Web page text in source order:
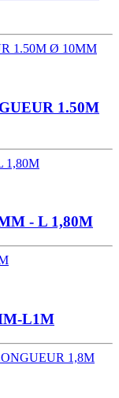
1.50M
- L 1,80M
L1M